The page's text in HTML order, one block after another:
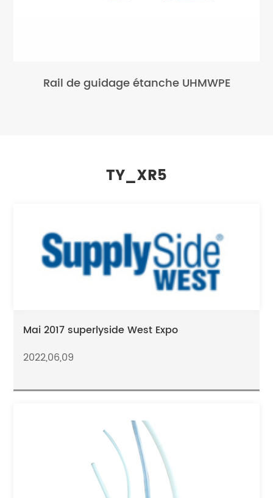
Rail de guidage étanche UHMWPE
TY_XR5
Mai 2017 superlyside West Expo
2022,06,09